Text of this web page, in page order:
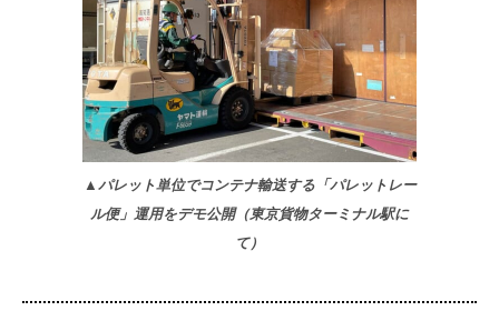
▲パレット単位でコンテナ輸送する「パレットレー
ル便」運用をデモ公開（東京貨物ターミナル駅に
て）